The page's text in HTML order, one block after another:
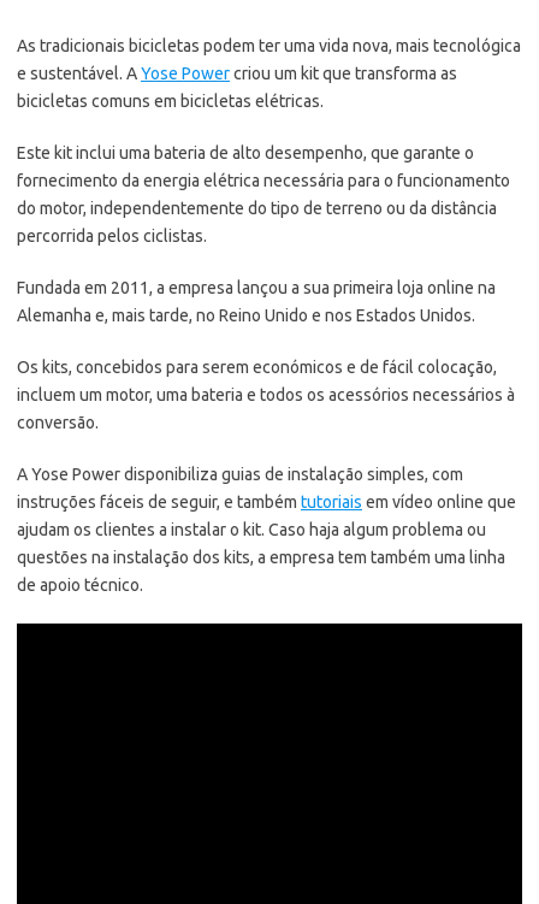
As tradicionais bicicletas podem ter uma vida nova, mais tecnológica
e sustentável. AYose Powercriou um kit que transforma as
bicicletas comuns em bicicletas elétricas.
Este kit inclui uma bateria de alto desempenho, que garante o
fornecimento da energia elétrica necessária para o funcionamento
do motor, independentemente do tipo de terreno ou da distância
percorrida pelos ciclistas.
Fundada em 2011, a empresa lançou a sua primeira loja online na
Alemanha e, mais tarde, no Reino Unido e nos Estados Unidos.
Os kits, concebidos para serem económicos e de fácil colocação,
incluem um motor, uma bateria e todos os acessórios necessários à
conversão.
A Yose Power disponibiliza guias de instalação simples, com
instruções fáceis de seguir, e também tutoriais em vídeo online que
ajudam os clientes a instalar o kit. Caso haja algum problema ou
questões na instalação dos kits, a empresa tem também uma linha
de apoio técnico.